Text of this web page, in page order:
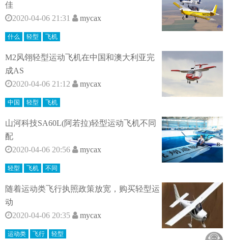
佳
2020-04-06 21:31
mycax
什么 轻型 飞机
M2风翎轻型运动飞机在中国和澳大利亚完
成AS
2020-04-06 21:12
mycax
中国 轻型 飞机
山河科技SA60L(阿若拉)轻型运动飞机不同
配
2020-04-06 20:56
mycax
轻型 飞机 不同
随着运动类飞行执照政策放宽，购买轻型运
动
2020-04-06 20:35
mycax
运动类 飞行 轻型